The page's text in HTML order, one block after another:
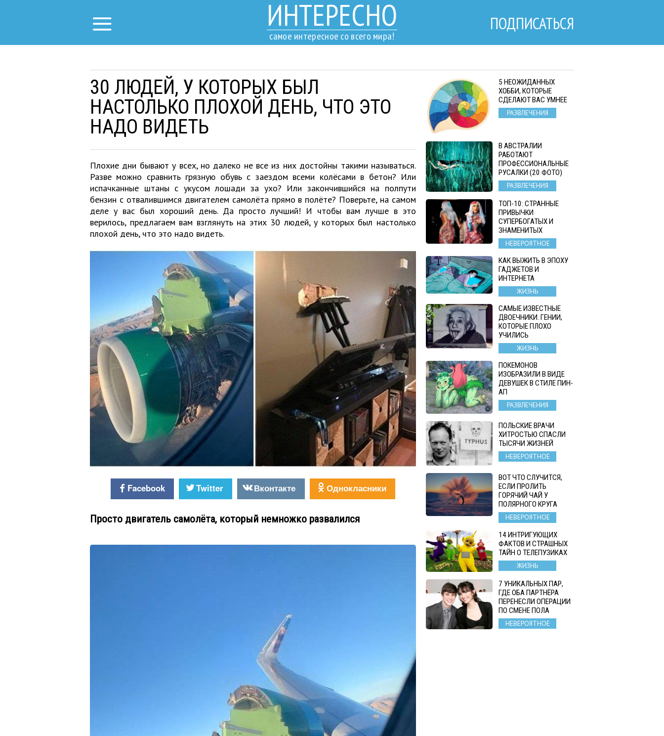
ИНТЕРЕСНО
самое интересное со всего мира!
ПОДПИСАТЬСЯ
30 ЛЮДЕЙ, У КОТОРЫХ БЫЛ
НАСТОЛЬКО ПЛОХОЙ ДЕНЬ, ЧТО ЭТО
НАДО ВИДЕТЬ
Плохие дни бывают у всех, но далеко не все из них достойны такими называться.
Разве можно сравнить грязную обувь с заездом всеми колёсами в бетон? Или
испачканные штаны с укусом лошади за ухо? Или закончившийся на полпути
бензин с отвалившимся двигателем самолёта прямо в полёте? Поверьте, на самом
деле у вас был хороший день. Да просто лучший! И чтобы вам лучше в это
верилось, предлагаем вам взглянуть на этих 30 людей, у которых был настолько
плохой день, что это надо видеть.
Facebook Twitter Вконтакте Однокласники
Просто двигатель самолёта, который немножко развалился
5 НЕОЖИДАННЫХ
ХОББИ, КОТОРЫЕ
СДЕЛАЮТ ВАС УМНЕЕ
РАЗВЛЕЧЕНИЯ
В АВСТРАЛИИ
РАБОТАЮТ
ПРОФЕССИОНАЛЬНЫЕ
РУСАЛКИ (20 ФОТО)
РАЗВЛЕЧЕНИЯ
ТОП-10: СТРАННЫЕ
ПРИВЫЧКИ
СУПЕРБОГАТЫХ И
ЗНАМЕНИТЫХ
НЕВЕРОЯТНОЕ
КАК ВЫЖИТЬ В ЭПОХУ
ГАДЖЕТОВ И
ИНТЕРНЕТА
ЖИЗНЬ
САМЫЕ ИЗВЕСТНЫЕ
ДВОЕЧНИКИ. ГЕНИИ,
КОТОРЫЕ ПЛОХО
УЧИЛИСЬ
ЖИЗНЬ
ПОКЕМОНОВ
ИЗОБРАЗИЛИ В ВИДЕ
ДЕВУШЕК В СТИЛЕ ПИН-
АП
РАЗВЛЕЧЕНИЯ
ПОЛЬСКИЕ ВРАЧИ
ХИТРОСТЬЮ СПАСЛИ
ТЫСЯЧИ ЖИЗНЕЙ
НЕВЕРОЯТНОЕ
ВОТ ЧТО СЛУЧИТСЯ,
ЕСЛИ ПРОЛИТЬ
ГОРЯЧИЙ ЧАЙ У
ПОЛЯРНОГО КРУГА
НЕВЕРОЯТНОЕ
14 ИНТРИГУЮЩИХ
ФАКТОВ И СТРАШНЫХ
ТАЙН О ТЕЛЕПУЗИКАХ
ЖИЗНЬ
7 УНИКАЛЬНЫХ ПАР,
ГДЕ ОБА ПАРТНЁРА
ПЕРЕНЕСЛИ ОПЕРАЦИИ
ПО СМЕНЕ ПОЛА
НЕВЕРОЯТНОЕ